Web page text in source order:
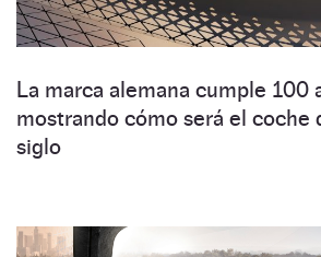
La marca alemana cumple 100
mostrando cómo será el coche
siglo